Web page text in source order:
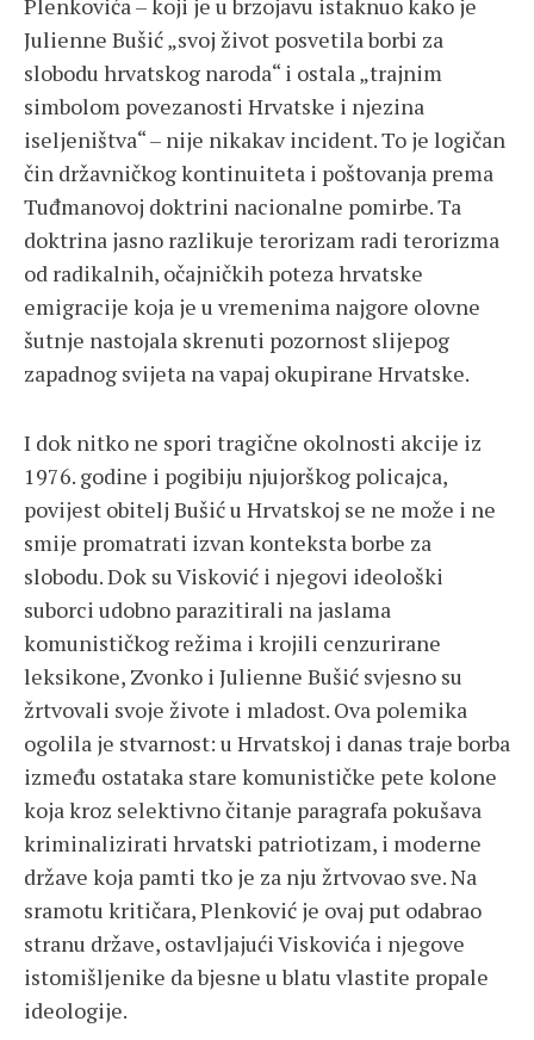
Plenkovića – koji je u brzojavu istaknuo kako je
Julienne Bušić „svoj život posvetila borbi za
slobodu hrvatskog naroda“ i ostala „trajnim
simbolom povezanosti Hrvatske i njezina
iseljeništva“ – nije nikakav incident. To je logičan
čin državničkog kontinuiteta i poštovanja prema
Tuđmanovoj doktrini nacionalne pomirbe. Ta
doktrina jasno razlikuje terorizam radi terorizma
od radikalnih, očajničkih poteza hrvatske
emigracije koja je u vremenima najgore olovne
šutnje nastojala skrenuti pozornost slijepog
zapadnog svijeta na vapaj okupirane Hrvatske.
I dok nitko ne spori tragične okolnosti akcije iz
1976. godine i pogibiju njujorškog policajca,
povijest obitelj Bušić u Hrvatskoj se ne može i ne
smije promatrati izvan konteksta borbe za
slobodu. Dok su Visković i njegovi ideološki
suborci udobno parazitirali na jaslama
komunističkog režima i krojili cenzurirane
leksikone, Zvonko i Julienne Bušić svjesno su
žrtvovali svoje živote i mladost. Ova polemika
ogolila je stvarnost: u Hrvatskoj i danas traje borba
između ostataka stare komunističke pete kolone
koja kroz selektivno čitanje paragrafa pokušava
kriminalizirati hrvatski patriotizam, i moderne
države koja pamti tko je za nju žrtvovao sve. Na
sramotu kritičara, Plenković je ovaj put odabrao
stranu države, ostavljajući Viskovića i njegove
istomišljenike da bjesne u blatu vlastite propale
ideologije.